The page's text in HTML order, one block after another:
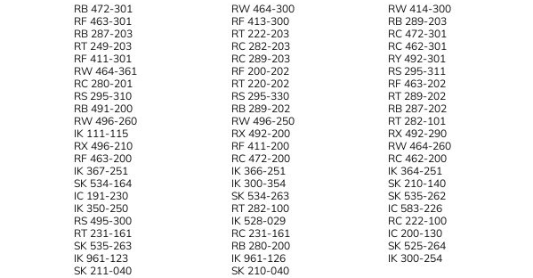
RB 472-301 RW 464-300 RW 414-300
RF 463-301
RF 413-300 RB 289-203
RB 287-203
RT 222-203 RC 472-301
RT 249-203
RC 282-203 RC 462-301
RF 411-301
RC 289-203 RY 492-301
RW 464-361
RF 200-202 RS 295-311
RC 280-201
RT 220-202 RF 463-202
RS 295-310
RS 295-330 RT 289-202
RB 491-200
RB 289-202 RB 287-202
RW 496-260
RW 496-250 RT 282-101
IK 111-115
RX 492-200 RX 492-290
RX 496-210
RF 411-200 RW 464-260
RF 463-200
RC 472-200 RC 462-200
IK 367-251
IK 366-251 IK 364-251
SK 534-164
IK 300-354 SK 210-140
IC 191-230
SK 534-263 SK 535-262
IK 350-250
RT 282-100 IC 583-226
RS 495-300
IK 528-029 RC 222-100
RT 231-161
RC 231-161 IC 200-130
SK 535-263
RB 280-200 SK 525-264
IK 961-123
IK 961-126 IK 300-254
SK 211-040
SK 210-040